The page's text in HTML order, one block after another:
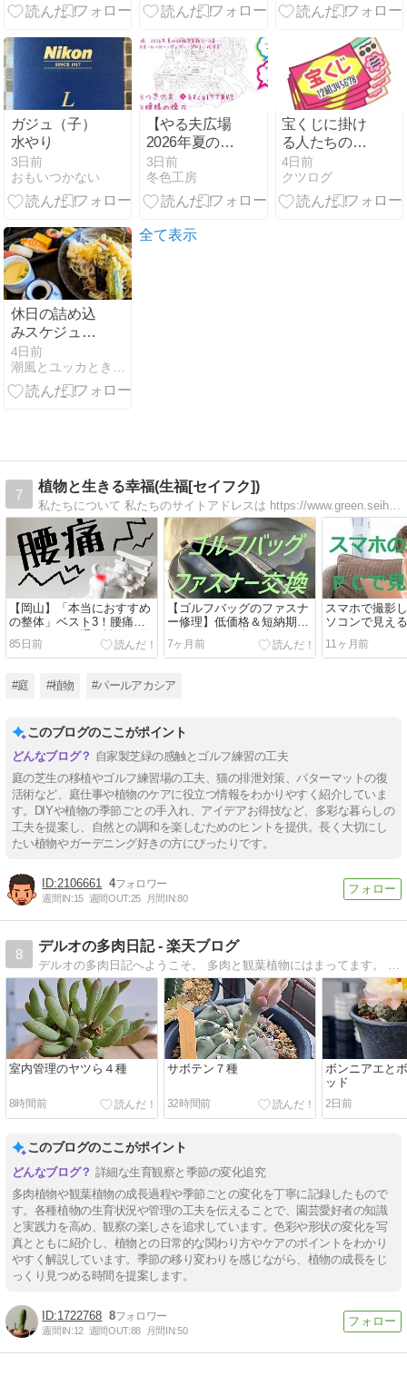
ガジュ（子）
水やり
3日前
おもいつかない
【やる夫広場
2026年夏の短
編祭・紹介】
お嬢様の懐刀
【おつきさ
都子・ヒーロ
3日前
冬色工房
宝くじに掛け
る人たちの思
考 一発逆転
4日前
クツログ
休日の詰め込
みスケジュー
ル
4日前
全て表示
7
植物と生きる幸福(生福[セイフク])
私たちについて 私たちのサイトアドレスは https://www.green.seihuku.net です。
【岡山】「本当におすすめ
の整体」ベスト3！腰痛持
ちおじさんが通い詰めて分
かった結論！
85日前
【ゴルフバッグのファスナ
ー修理】低価格＆短納期！
おすすめのお直し先をこっ
そり教えます！！
7ヶ月前
スマホで撮影
ソコンで見え
には！？オス
介！！
11ヶ月前
#庭 #植物 #パールアカシア
このブログのここがポイント
自家製芝緑の感触とゴルフ練習の工夫
庭の芝生の移植やゴルフ練習場の工夫、猫の排泄対策、パターマットの復
活術など、庭仕事や植物のケアに役立つ情報をわかりやすく紹介していま
す。DIYや植物の季節ごとの手入れ、アイデアお得技など、多彩な暮らしの
工夫を提案し、自然との調和を楽しむためのヒントを提供。長く大切にし
たい植物やガーデニング好きの方にぴったりです。
2106661 4
週間IN:15 週間OUT:25 月間IN:80
8
デルオの多肉日記 - 楽天ブログ
室内管理のヤツら４種
8時間前
サボテン７種
32時間前
ボンニアエと
ッド
2日前
このブログのここがポイント
詳細な生育観察と季節の変化追究
多肉植物や観葉植物の成長過程や季節ごとの変化を丁寧に記録したもので
す。各種植物の生育状況や管理の工夫を伝えることで、園芸愛好者の知識
と実践力を高め、観察の楽しさを追求しています。色彩や形状の変化を写
真とともに紹介し、植物との日常的な関わり方やケアのポイントをわかり
やすく解説しています。季節の移り変わりを感じながら、植物の成長をじ
っくり見つめる時間を提案します。
1722768 8
週間IN:12 週間OUT:88 月間IN:50